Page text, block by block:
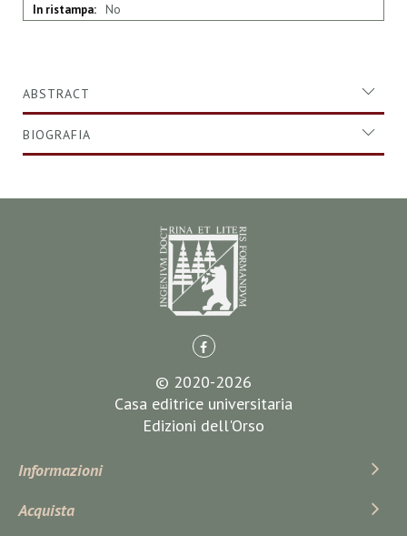
No
ABSTRACT
BIOGRAFIA
© 2020-2026
Casa editrice universitaria
Edizioni dell'Orso
Informazioni
Acquista